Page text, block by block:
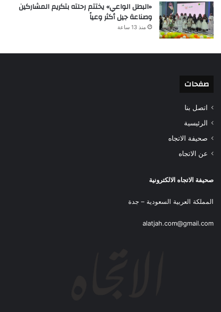
«البطل الواعي» يختتم رحلته بتكريم المشاركين
وصناعة جيل أكثر وعياً
منذ 13 ساعة
صفحات
اتصل بنا
الرئيسية
صحيفة الاتجاه
عن الاتجاه
صحيفة الاتجاه الالكترونية
المملكة العربية السعودية – جدة
alatjah.com@gmail.com